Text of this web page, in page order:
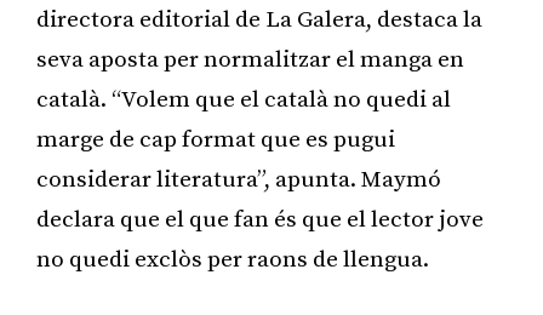
directora editorial de La Galera, destaca la
seva aposta per normalitzar el manga en
català. “Volem que el català no quedi al
marge de cap format que es pugui
considerar literatura”, apunta. Maymó
declara que el que fan és que el lector jove
no quedi exclòs per raons de llengua.